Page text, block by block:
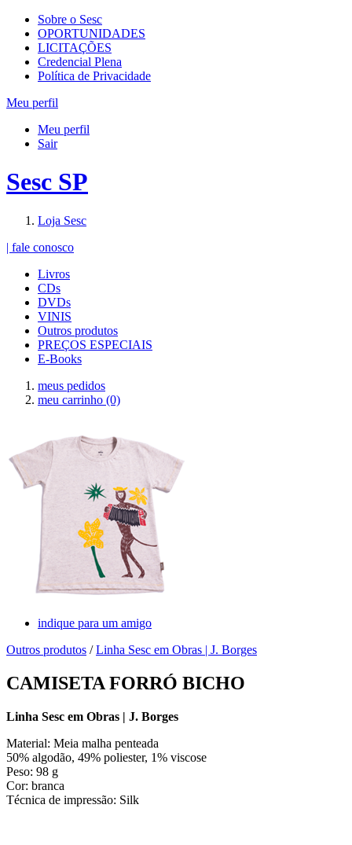
Sobre o Sesc
OPORTUNIDADES
LICITAÇÕES
Credencial Plena
Política de Privacidade
Meu perfil
Meu perfil
Sair
Sesc SP
Loja Sesc
| fale conosco
Livros
CDs
DVDs
VINIS
Outros produtos
PREÇOS ESPECIAIS
E-Books
meus pedidos
meu carrinho (0)
indique para um amigo
Outros produtos /Linha Sesc em Obras | J. Borges
CAMISETA FORRÓ BICHO
Linha Sesc em Obras | J. Borges
Material: Meia malha penteada
50% algodão, 49% poliester, 1% viscose
Peso: 98 g
Cor: branca
Técnica de impressão: Silk